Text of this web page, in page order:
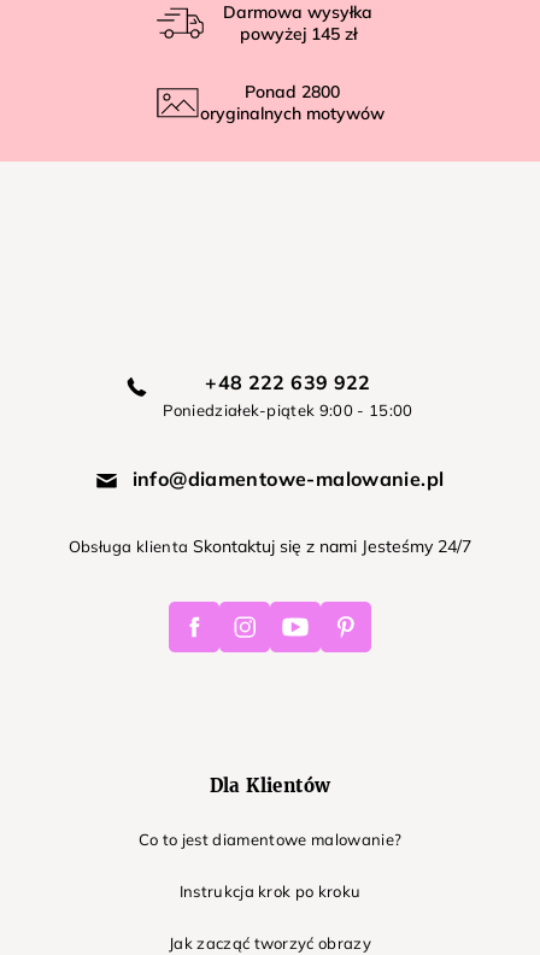
Darmowa wysyłka
powyżej 145 zł
Ponad 2800
oryginalnych motywów
+48 222 639 922
Poniedziałek-piątek 9:00 - 15:00
info@diamentowe-malowanie.pl
Obsługa klienta Skontaktuj się z nami Jesteśmy 24/7
FacebookInstagramYoutube Pinterest
Dla Klientów
Co to jest diamentowe malowanie?
Instrukcja krok po kroku
Jak zacząć tworzyć obrazy